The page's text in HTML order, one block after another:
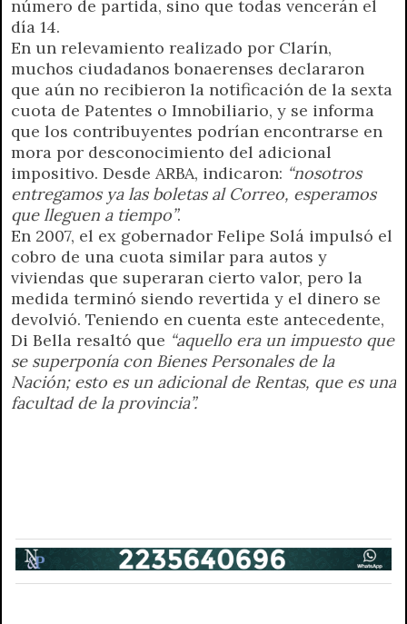
número de partida, sino que todas vencerán el
día 14.
En un relevamiento realizado por Clarín,
muchos ciudadanos bonaerenses declararon
que aún no recibieron la notificación de la sexta
cuota de Patentes o Imnobiliario, y se informa
que los contribuyentes podrían encontrarse en
mora por desconocimiento del adicional
impositivo. Desde ARBA, indicaron: “nosotros
entregamos ya las boletas al Correo, esperamos
que lleguen a tiempo”.
En 2007, el ex gobernador Felipe Solá impulsó el
cobro de una cuota similar para autos y
viviendas que superaran cierto valor, pero la
medida terminó siendo revertida y el dinero se
devolvió. Teniendo en cuenta este antecedente,
Di Bella resaltó que “aquello era un impuesto que
se superponía con Bienes Personales de la
Nación; esto es un adicional de Rentas, que es una
facultad de la provincia”.